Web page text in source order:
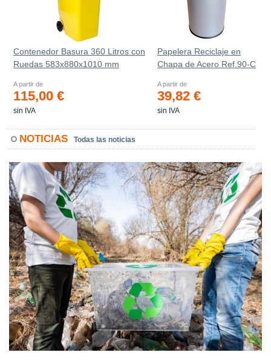
Contenedor Basura 360 Litros con
Ruedas 583x880x1010 mm
A partir de
115,00 €
sin IVA
Papelera Reciclaje en
Chapa de Acero Ref.90-C
A partir de
39,82 €
sin IVA
NOTICIAS Todas las noticias